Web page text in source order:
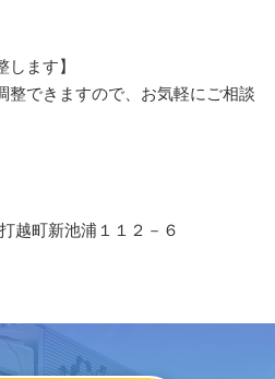
します】
整できますので、お気軽にご相談
越町新池浦１１２－６